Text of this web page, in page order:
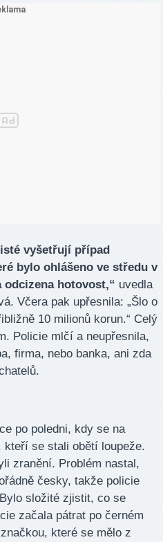
vyšetřují případ
bylo ohlášeno ve středu v
odcizena hotovost,“ uvedla
Včera pak upřesnila: „Šlo o
10 milionů korun.“ Celý
Policie mlčí a neupřesnila,
firma, nebo banka, ani zda
po poledni, kdy se na
se stali obětí loupeže.
zranění. Problém nastal,
česky, takže policie
složité zjistit, co se
začala pátrat po černém
které se mělo z